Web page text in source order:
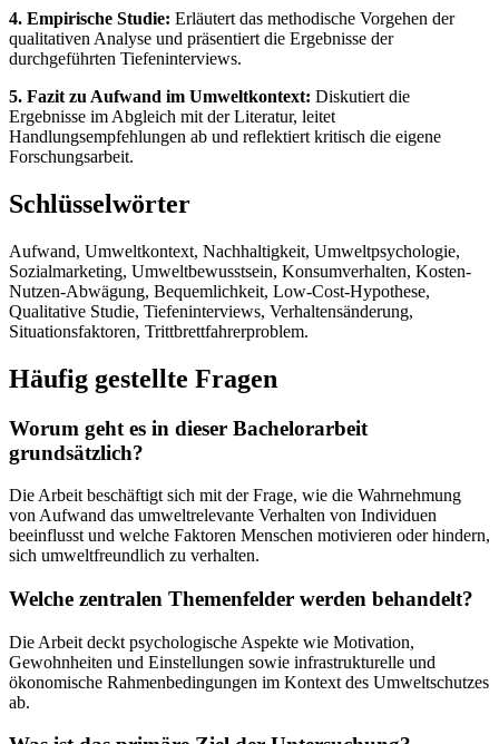
4. Empirische Studie: Erläutert das methodische Vorgehen der
qualitativen Analyse und präsentiert die Ergebnisse der
durchgeführten Tiefeninterviews.
5. Fazit zu Aufwand im Umweltkontext: Diskutiert die
Ergebnisse im Abgleich mit der Literatur, leitet
Handlungsempfehlungen ab und reflektiert kritisch die eigene
Forschungsarbeit.
Schlüsselwörter
Aufwand, Umweltkontext, Nachhaltigkeit, Umweltpsychologie,
Sozialmarketing, Umweltbewusstsein, Konsumverhalten, Kosten-
Nutzen-Abwägung, Bequemlichkeit, Low-Cost-Hypothese,
Qualitative Studie, Tiefeninterviews, Verhaltensänderung,
Situationsfaktoren, Trittbrettfahrerproblem.
Häufig gestellte Fragen
Worum geht es in dieser Bachelorarbeit
grundsätzlich?
Die Arbeit beschäftigt sich mit der Frage, wie die Wahrnehmung
von Aufwand das umweltrelevante Verhalten von Individuen
beeinflusst und welche Faktoren Menschen motivieren oder hindern,
sich umweltfreundlich zu verhalten.
Welche zentralen Themenfelder werden behandelt?
Die Arbeit deckt psychologische Aspekte wie Motivation,
Gewohnheiten und Einstellungen sowie infrastrukturelle und
ökonomische Rahmenbedingungen im Kontext des Umweltschutzes
ab.